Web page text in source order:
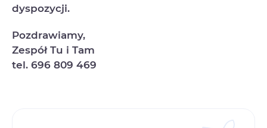
dyspozycji.
Pozdrawiamy,
Zespół Tu i Tam
tel. 696 809 469